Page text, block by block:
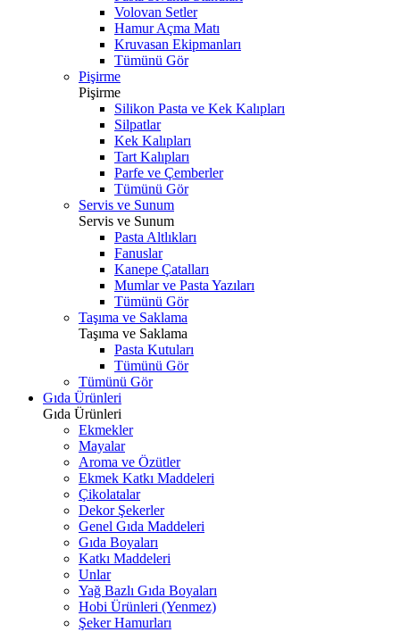
Volovan Setler
Hamur Açma Matı
Kruvasan Ekipmanları
Tümünü Gör
Pişirme
Pişirme
Silikon Pasta ve Kek Kalıpları
Silpatlar
Kek Kalıpları
Tart Kalıpları
Parfe ve Çemberler
Tümünü Gör
Servis ve Sunum
Servis ve Sunum
Pasta Altlıkları
Fanuslar
Kanepe Çatalları
Mumlar ve Pasta Yazıları
Tümünü Gör
Taşıma ve Saklama
Taşıma ve Saklama
Pasta Kutuları
Tümünü Gör
Tümünü Gör
Gıda Ürünleri
Gıda Ürünleri
Ekmekler
Mayalar
Aroma ve Özütler
Ekmek Katkı Maddeleri
Çikolatalar
Dekor Şekerler
Genel Gıda Maddeleri
Gıda Boyaları
Katkı Maddeleri
Unlar
Yağ Bazlı Gıda Boyaları
Hobi Ürünleri (Yenmez)
Şeker Hamurları